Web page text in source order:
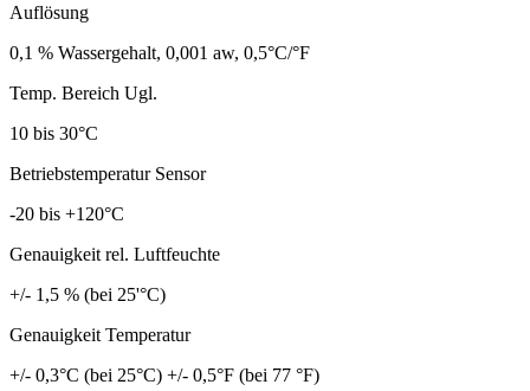
Auflösung
0,1 % Wassergehalt, 0,001 aw, 0,5°C/°F
Temp. Bereich Ugl.
10 bis 30°C
Betriebstemperatur Sensor
-20 bis +120°C
Genauigkeit rel. Luftfeuchte
+/- 1,5 % (bei 25'°C)
Genauigkeit Temperatur
+/- 0,3°C (bei 25°C) +/- 0,5°F (bei 77 °F)